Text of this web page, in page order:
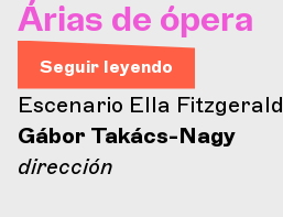
Árias de ópera
Seguir leyendo
Escenario Ella Fitzgerald
Gábor Takács-Nagy
dirección